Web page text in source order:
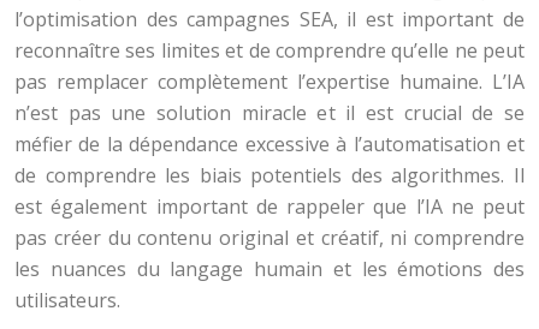
l’optimisation des campagnes SEA, il est important de
reconnaître ses limites et de comprendre qu’elle ne peut
pas remplacer complètement l’expertise humaine. L’IA
n’est pas une solution miracle et il est crucial de se
méfier de la dépendance excessive à l’automatisation et
de comprendre les biais potentiels des algorithmes. Il
est également important de rappeler que l’IA ne peut
pas créer du contenu original et créatif, ni comprendre
les nuances du langage humain et les émotions des
utilisateurs.